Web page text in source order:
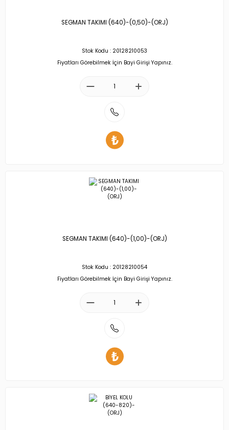
SEGMAN TAKIMI (640)-(0,50)-(ORJ)
Stok Kodu : 20128210053
Fiyatları Görebilmek İçin Bayi Girişi Yapınız.
SEGMAN TAKIMI (640)-(1,00)-(ORJ)
Stok Kodu : 20128210054
Fiyatları Görebilmek İçin Bayi Girişi Yapınız.